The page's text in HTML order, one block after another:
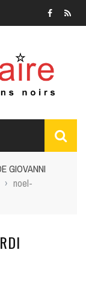
GIOVANNI
› noel-